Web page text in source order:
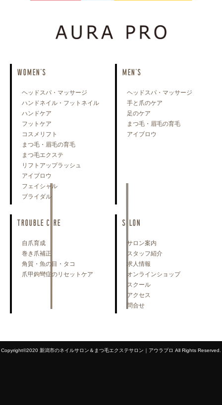
WOMEN'S
ヘッドスパ・マッサージ
ハンドネイル・フットネイル
ハンドケア
フットケア
コスメリフト
まつ毛・眉毛の育毛
まつ毛エクステ
リフトアップラッシュ
アイブロウ
フェイシャル
ブライダル
MEN'S
ヘッドスパ・マッサージ
手と爪のケア
足のケア
まつ毛・眉毛の育毛
アイブロウ
TROUBLE CARE
自爪育成
巻き爪補正
角質・魚の目・タコ
爪甲鉤彎症のリセットケア
SALON
サロン案内
スタッフ紹介
求人情報
オンラインショップ
スクール
アクセス
問合せ
Copyright©2020 新潟市のネイルサロン＆まつ毛エクステサロン｜アウラプロ All Rights Reserved.